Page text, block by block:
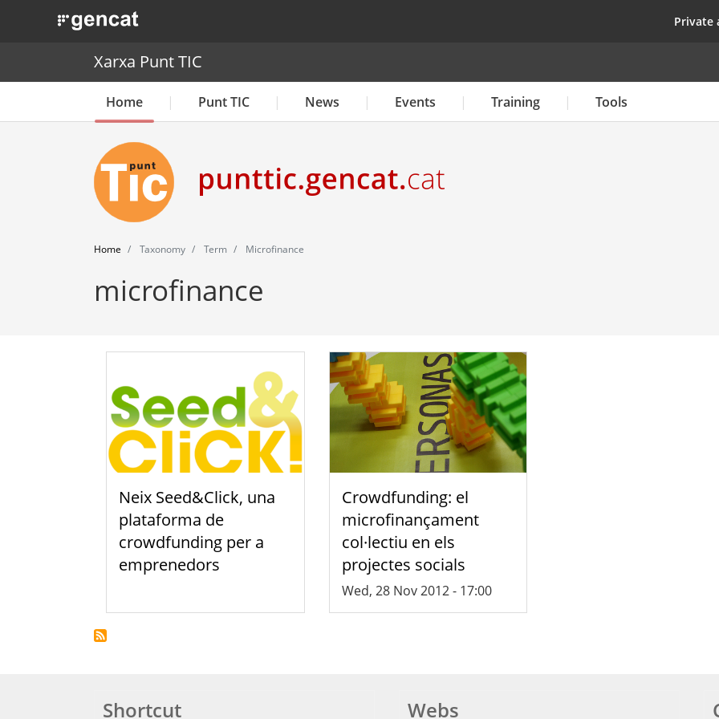
. Obre en una nova finestra. top
Private
Xarxa Punt TIC
Home Punt TIC News Events Training Tools
Home Taxonomy Term Microfinance
microfinance
Neix Seed&Click, una
plataforma de
crowdfunding per a
emprenedors
Crowdfunding: el
microfinançament
col·lectiu en els
projectes socials
Wed, 28 Nov 2012 - 17:00
Shortcut Webs